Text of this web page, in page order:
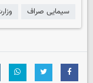
سیمایی صراف